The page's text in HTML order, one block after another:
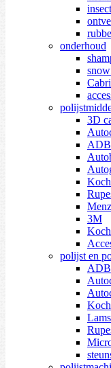
onderhoud
3D
3M
polijst en